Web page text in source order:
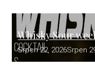
Whisky Sour
Srpen 22, 2026Srpen